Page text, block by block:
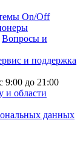
On/Off
Вопросы и
и поддержка
9:00 до 21:00
и области
данных